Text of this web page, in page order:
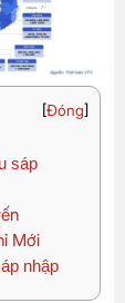
[Đóng]
sáp
Mới
nhập